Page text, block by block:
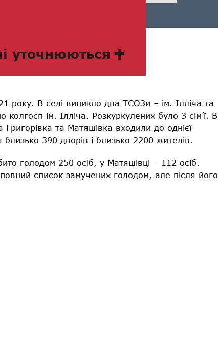
уточнюються
року. В селі виникло два ТСОЗи – ім. Ілліча та
ім. Ілліча. Розкуркулених було 3 сім’ї. В
та Матяшівка входили до однієї
390 дворів і близько 2200 жителів.
голодом 250 осіб, у Матяшівці – 112 осіб.
список замучених голодом, але після його